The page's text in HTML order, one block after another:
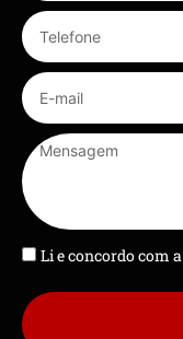
Li e concordo com a